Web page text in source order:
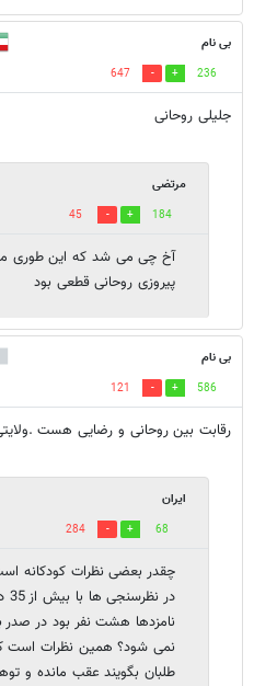
بی نام
236
647
جلیلی روحانی
مرتضی
184
45
آخ چی می شد که این طوری
پیروزی روحانی قطعی بود
بی نام
586
121
رقابت بین روحانی و رضایی هست
ایران
68
284
چقدر بعضی نظرات کودکانه
نامزدها هشت نفر بود در صدر
نمی شود؟ همین نظرات است
طلبان بگویند عقب مانده و